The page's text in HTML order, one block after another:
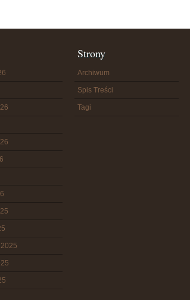
Strony
Archiwum
Spis Treści
Tagi